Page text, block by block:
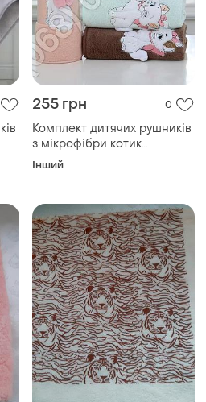
255 грн 0
Комплект дитячих рушників
з мікрофібри котик
баня+кухня
Інший